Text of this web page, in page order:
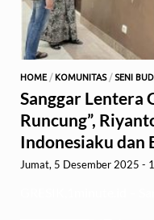
HOME / KOMUNITAS/ SENI
Sanggar Lentera
Runcung”,
Indonesiaku dan
Jumat, 5 Desember 2025 -